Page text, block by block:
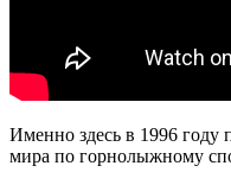
Именно здесь в 1996 году
мира по горнолыжному